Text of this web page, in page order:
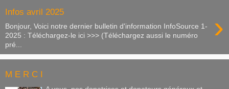
Infos avril 2025 ›
Bonjour, Voici notre dernier bulletin d'information InfoSource 1-
2025 : Téléchargez-le ici >>> (Téléchargez aussi le numéro
pré...
M E R C I